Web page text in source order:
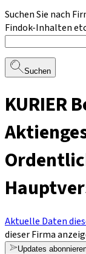
Suchen Sie nach
Findok-Inhalten
Suchen
KURIER
Aktuelle Daten
dieser Firma
Updates